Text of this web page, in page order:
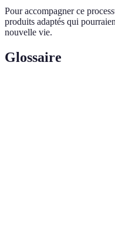
Pour accompagner ce
produits adaptés qui
nouvelle vie.
Glossaire